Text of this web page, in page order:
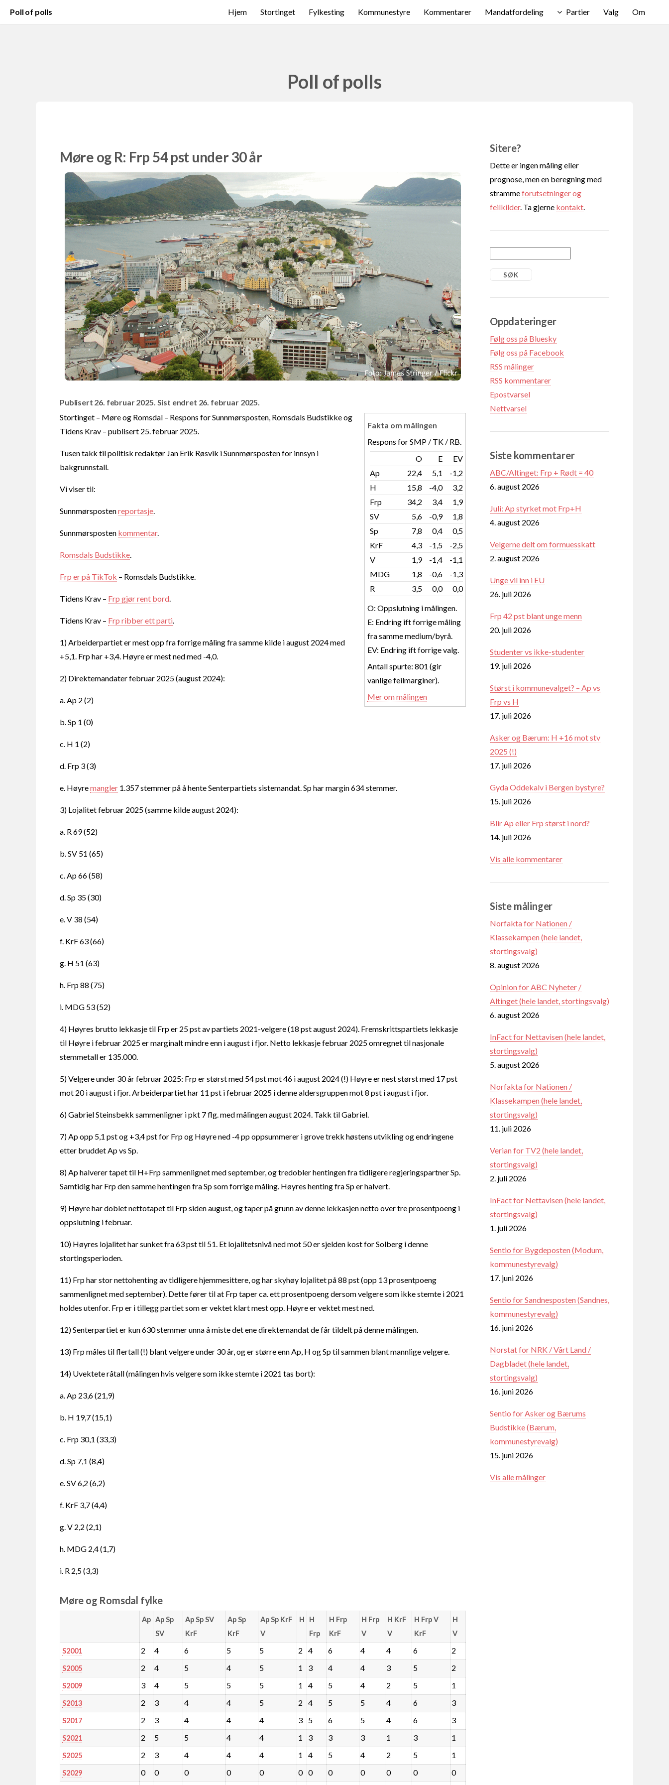
Poll of polls Hjem Stortinget Fylkesting Kommunestyre Kommentarer Mandatfordeling Partier Valg Om
Poll of polls
Møre og R: Frp 54 pst under 30 år
Publisert 26. februar 2025. Sist endret 26. februar 2025.
Fakta om målingen
Respons for SMP / TK / RB.
O
E
EV
Ap
22,4 5,1
-1,2
H
15,8 -4,0
3,2
Frp
34,2 3,4
1,9
SV
5,6 -0,9
1,8
Sp
7,8 0,4
0,5
KrF
4,3 -1,5
-2,5
V
1,9 -1,4
-1,1
MDG
1,8 -0,6
-1,3
R
3,5 0,0 0,0
O: Oppslutning i målingen.
E: Endring ift forrige måling
fra samme medium/byrå.
EV: Endring ift forrige valg.
Antall spurte: 801 (gir
vanlige feilmarginer).
Mer om målingen
Stortinget – Møre og Romsdal – Respons for Sunnmørsposten, Romsdals Budstikke og
Tidens Krav – publisert 25. februar 2025.
Tusen takk til politisk redaktør Jan Erik Røsvik i Sunnmørsposten for innsyn i
bakgrunnstall.
Vi viser til:
Sunnmørspostenreportasje.
Sunnmørsposten kommentar.
Romsdals Budstikke.
Frp er på TikTok – Romsdals Budstikke.
Tidens Krav – Frp gjør rent bord.
Tidens Krav – Frp ribber ett parti.
1) Arbeiderpartiet er mest opp fra forrige måling fra samme kilde i august 2024 med
+5,1. Frp har +3,4. Høyre er mest ned med -4,0.
2) Direktemandater februar 2025 (august 2024):
a. Ap 2 (2)
b. Sp 1 (0)
c. H 1 (2)
d. Frp 3 (3)
e. Høyremangler 1.357 stemmer på å hente Senterpartiets sistemandat. Sp har margin 634 stemmer.
3) Lojalitet februar 2025 (samme kilde august 2024):
a. R 69 (52)
b. SV 51 (65)
c. Ap 66 (58)
d. Sp 35 (30)
e. V 38 (54)
f. KrF 63 (66)
g. H 51 (63)
h. Frp 88 (75)
i. MDG 53 (52)
4) Høyres brutto lekkasje til Frp er 25 pst av partiets 2021-velgere (18 pst august 2024). Fremskrittspartiets lekkasje
til Høyre i februar 2025 er marginalt mindre enn i august i fjor. Netto lekkasje februar 2025 omregnet til nasjonale
stemmetall er 135.000.
5) Velgere under 30 år februar 2025: Frp er størst med 54 pst mot 46 i august 2024 (!) Høyre er nest størst med 17 pst
mot 20 i august i fjor. Arbeiderpartiet har 11 pst i februar 2025 i denne aldersgruppen mot 8 pst i august i fjor.
6) Gabriel Steinsbekk sammenligner i pkt 7 flg. med målingen august 2024. Takk til Gabriel.
7) Ap opp 5,1 pst og +3,4 pst for Frp og Høyre ned -4 pp oppsummerer i grove trekk høstens utvikling og endringene
etter bruddet Ap vs Sp.
8) Ap halverer tapet til H+Frp sammenlignet med september, og tredobler hentingen fra tidligere regjeringspartner Sp.
Samtidig har Frp den samme hentingen fra Sp som forrige måling. Høyres henting fra Sp er halvert.
9) Høyre har doblet nettotapet til Frp siden august, og taper på grunn av denne lekkasjen netto over tre prosentpoeng i
oppslutning i februar.
10) Høyres lojalitet har sunket fra 63 pst til 51. Et lojalitetsnivå ned mot 50 er sjelden kost for Solberg i denne
stortingsperioden.
11) Frp har stor nettohenting av tidligere hjemmesittere, og har skyhøy lojalitet på 88 pst (opp 13 prosentpoeng
sammenlignet med september). Dette fører til at Frp taper ca. ett prosentpoeng dersom velgere som ikke stemte i 2021
holdes utenfor. Frp er i tillegg partiet som er vektet klart mest opp. Høyre er vektet mest ned.
12) Senterpartiet er kun 630 stemmer unna å miste det ene direktemandat de får tildelt på denne målingen.
13) Frp måles til flertall (!) blant velgere under 30 år, og er større enn Ap, H og Sp til sammen blant mannlige velgere.
14) Uvektete råtall (målingen hvis velgere som ikke stemte i 2021 tas bort):
a. Ap 23,6 (21,9)
b. H 19,7 (15,1)
c. Frp 30,1 (33,3)
d. Sp 7,1 (8,4)
e. SV 6,2 (6,2)
f. KrF 3,7 (4,4)
g. V 2,2 (2,1)
h. MDG 2,4 (1,7)
i. R 2,5 (3,3)
Møre og Romsdal fylke
Ap Ap Sp
SV
Ap Sp SV
KrF
Ap Sp
KrF
Ap Sp KrF
V
H
H
Frp
H Frp
KrF
H Frp
V
H KrF
V
H Frp V
KrF
H
V
S2001 2 4 6 5 5 2 4 6 4 4 6 2
S2005 2 4 5 4 5 1 3 4 4 3 5 2
S2009 3 4 5 5 5 1 4 5 4 2 5 1
S2013 2 3 4 4 5 2 4 5 5 4 6 3
S2017 2 3 4 4 4 3 5 6 5 4 6 3
S2021 2 5 5 4 4 1 3 3 3 1 3 1
S2025 2 3 4 4 4 1 4 5 4 2 5 1
S2029 0 0 0 0 0 0 0 0 0 0 0 0
Sitere?
Dette er ingen måling eller
prognose, men en beregning med
strammeforutsetninger og
feilkilder. Ta gjerne kontakt
Oppdateringer
Følg oss på Bluesky
Følg oss på Facebook
RSS målinger
RSS kommentarer
Epostvarsel
Nettvarsel
Siste kommentarer
ABC/Altinget: Frp + Rødt = 40
6. august 2026
Juli: Ap styrket mot Frp+H
4. august 2026
Velgerne delt om formuesskatt
2. august 2026
Unge vil inn i EU
26. juli 2026
Frp 42 pst blant unge menn
20. juli 2026
Studenter vs ikke-studenter
19. juli 2026
Størst i kommunevalget? – Ap vs
Frp vs H
17. juli 2026
Asker og Bærum: H +16 mot stv
2025 (!)
17. juli 2026
Gyda Oddekalv i Bergen bystyre?
15. juli 2026
Blir Ap eller Frp størst i nord?
14. juli 2026
Vis alle kommentarer
Siste målinger
Norfakta for Nationen /
Klassekampen (hele landet,
stortingsvalg)
8. august 2026
Opinion for ABC Nyheter /
Altinget (hele landet, stortingsvalg)
6. august 2026
InFact for Nettavisen (hele landet,
stortingsvalg)
5. august 2026
Norfakta for Nationen /
Klassekampen (hele landet,
stortingsvalg)
11. juli 2026
Verian for TV2 (hele landet,
stortingsvalg)
2. juli 2026
InFact for Nettavisen (hele landet,
stortingsvalg)
1. juli 2026
Sentio for Bygdeposten (Modum,
kommunestyrevalg)
17. juni 2026
Sentio for Sandnesposten (Sandnes,
kommunestyrevalg)
16. juni 2026
Norstat for NRK / Vårt Land /
Dagbladet (hele landet,
stortingsvalg)
16. juni 2026
Sentio for Asker og Bærums
Budstikke (Bærum,
kommunestyrevalg)
15. juni 2026
Vis alle målinger